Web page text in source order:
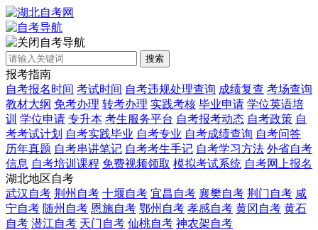
自考导航
搜索
报考指南
自考报名时间 考试时间 自考违规处理查询 成绩复查 考场查询
教材大纲 免考办理 转考办理 实践考核 毕业申请 学位英语培
训 学位申请 专升本 考生服务平台 自考报考动态 自考政策 自
考考试计划 自考实践毕业 自考专业 自考成绩查询 自考问答
历年真题 自考串讲笔记 自考考生手记 自考学习方法 外省自考
信息 自考培训课程 免费视频领取 模拟考试系统 自考网上报名
湖北地区自考
武汉自考 荆州自考 十堰自考 宜昌自考 襄樊自考 荆门自考 咸
宁自考 随州自考 恩施自考 鄂州自考 孝感自考 黄冈自考 黄石
自考 潜江自考 天门自考 仙桃自考 神农架自考